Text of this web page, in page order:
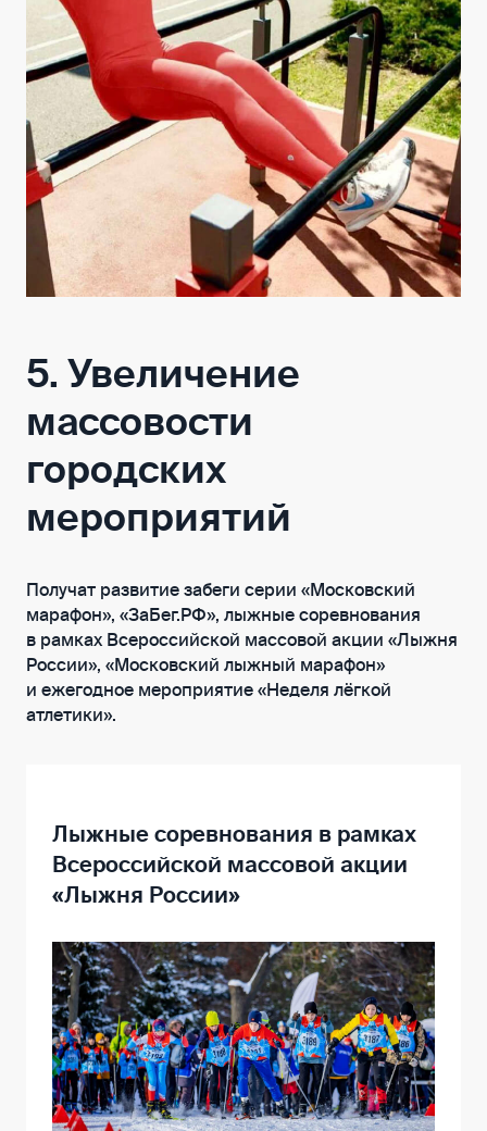
5. Увеличение
массовости
городских
мероприятий
Получат развитие забеги серии «Московский
марафон», «ЗаБег.РФ», лыжные соревнования
в рамках Всероссийской массовой акции «Лыжня
России», «Московский лыжный марафон»
и ежегодное мероприятие «Неделя лёгкой
атлетики».
Лыжные соревнования в рамках
Всероссийской массовой акции
«Лыжня России»